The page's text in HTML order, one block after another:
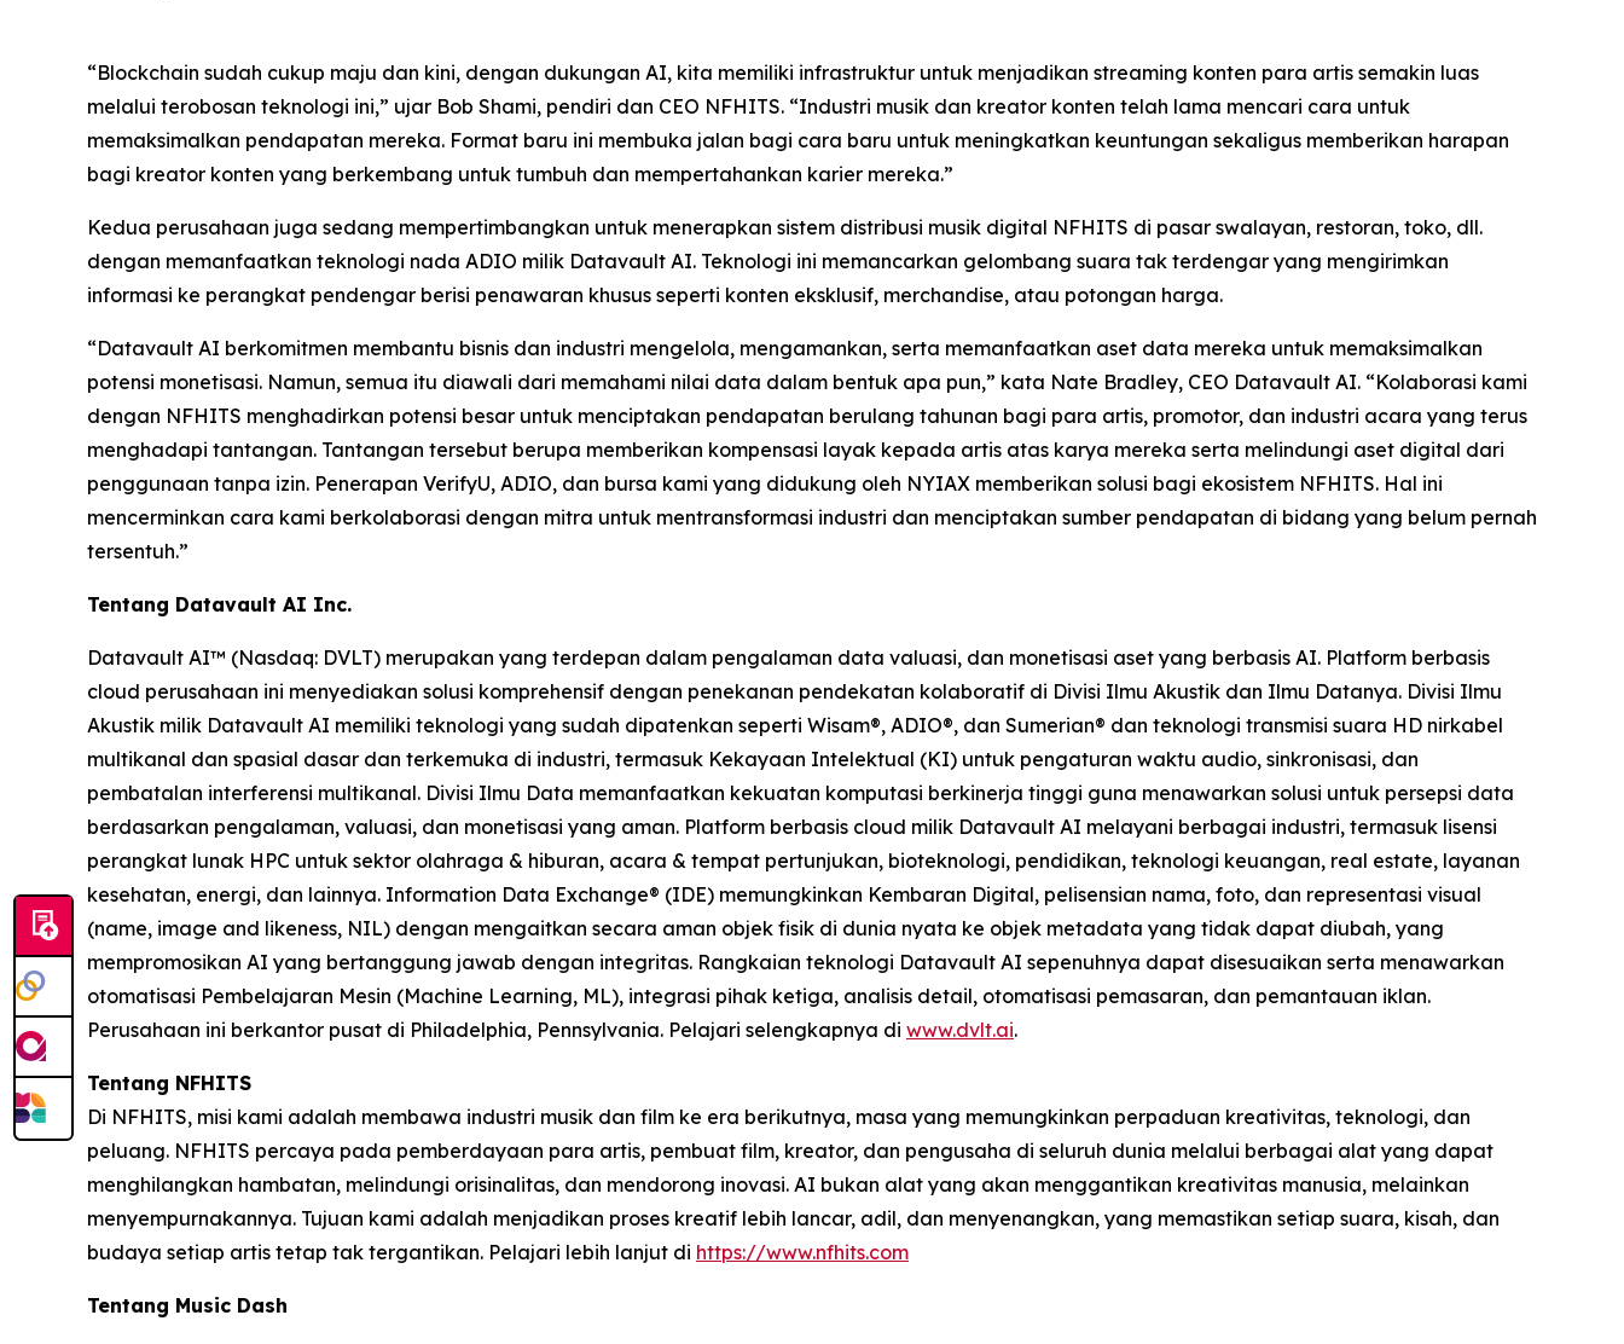
“Blockchain sudah cukup maju dan kini, dengan dukungan AI, kita memiliki infrastruktur untuk menjadikan streaming konten para artis semakin luas
melalui terobosan teknologi ini,” ujar Bob Shami, pendiri dan CEO NFHITS. “Industri musik dan kreator konten telah lama mencari cara untuk
memaksimalkan pendapatan mereka. Format baru ini membuka jalan bagi cara baru untuk meningkatkan keuntungan sekaligus memberikan harapan
bagi kreator konten yang berkembang untuk tumbuh dan mempertahankan karier mereka.”
Kedua perusahaan juga sedang mempertimbangkan untuk menerapkan sistem distribusi musik digital NFHITS di pasar swalayan, restoran, toko, dll.
dengan memanfaatkan teknologi nada ADIO milik Datavault AI. Teknologi ini memancarkan gelombang suara tak terdengar yang mengirimkan
informasi ke perangkat pendengar berisi penawaran khusus seperti konten eksklusif, merchandise, atau potongan harga.
“Datavault AI berkomitmen membantu bisnis dan industri mengelola, mengamankan, serta memanfaatkan aset data mereka untuk memaksimalkan
potensi monetisasi. Namun, semua itu diawali dari memahami nilai data dalam bentuk apa pun,” kata Nate Bradley, CEO Datavault AI. “Kolaborasi kami
dengan NFHITS menghadirkan potensi besar untuk menciptakan pendapatan berulang tahunan bagi para artis, promotor, dan industri acara yang terus
menghadapi tantangan. Tantangan tersebut berupa memberikan kompensasi layak kepada artis atas karya mereka serta melindungi aset digital dari
penggunaan tanpa izin. Penerapan VerifyU, ADIO, dan bursa kami yang didukung oleh NYIAX memberikan solusi bagi ekosistem NFHITS. Hal ini
mencerminkan cara kami berkolaborasi dengan mitra untuk mentransformasi industri dan menciptakan sumber pendapatan di bidang yang belum pernah
tersentuh.”
Tentang Datavault AI Inc.
Datavault AI™ (Nasdaq: DVLT) merupakan yang terdepan dalam pengalaman data valuasi, dan monetisasi aset yang berbasis AI. Platform berbasis
cloud perusahaan ini menyediakan solusi komprehensif dengan penekanan pendekatan kolaboratif di Divisi Ilmu Akustik dan Ilmu Datanya. Divisi Ilmu
Akustik milik Datavault AI memiliki teknologi yang sudah dipatenkan seperti Wisam®, ADIO®, dan Sumerian® dan teknologi transmisi suara HD nirkabel
multikanal dan spasial dasar dan terkemuka di industri, termasuk Kekayaan Intelektual (KI) untuk pengaturan waktu audio, sinkronisasi, dan
pembatalan interferensi multikanal. Divisi Ilmu Data memanfaatkan kekuatan komputasi berkinerja tinggi guna menawarkan solusi untuk persepsi data
berdasarkan pengalaman, valuasi, dan monetisasi yang aman. Platform berbasis cloud milik Datavault AI melayani berbagai industri, termasuk lisensi
perangkat lunak HPC untuk sektor olahraga & hiburan, acara & tempat pertunjukan, bioteknologi, pendidikan, teknologi keuangan, real estate, layanan
kesehatan, energi, dan lainnya. Information Data Exchange® (IDE) memungkinkan Kembaran Digital, pelisensian nama, foto, dan representasi visual
(name, image and likeness, NIL) dengan mengaitkan secara aman objek fisik di dunia nyata ke objek metadata yang tidak dapat diubah, yang
mempromosikan AI yang bertanggung jawab dengan integritas. Rangkaian teknologi Datavault AI sepenuhnya dapat disesuaikan serta menawarkan
otomatisasi Pembelajaran Mesin (Machine Learning, ML), integrasi pihak ketiga, analisis detail, otomatisasi pemasaran, dan pemantauan iklan.
Perusahaan ini berkantor pusat di Philadelphia, Pennsylvania. Pelajari selengkapnya di www.dvlt.ai.
Tentang NFHITS
Di NFHITS, misi kami adalah membawa industri musik dan film ke era berikutnya, masa yang memungkinkan perpaduan kreativitas, teknologi, dan
peluang. NFHITS percaya pada pemberdayaan para artis, pembuat film, kreator, dan pengusaha di seluruh dunia melalui berbagai alat yang dapat
menghilangkan hambatan, melindungi orisinalitas, dan mendorong inovasi. AI bukan alat yang akan menggantikan kreativitas manusia, melainkan
menyempurnakannya. Tujuan kami adalah menjadikan proses kreatif lebih lancar, adil, dan menyenangkan, yang memastikan setiap suara, kisah, dan
budaya setiap artis tetap tak tergantikan. Pelajari lebih lanjut di https://www.nfhits.com
Tentang Music Dash